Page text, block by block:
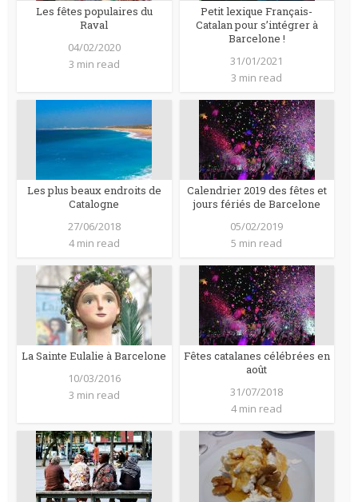
Les fêtes populaires du
Raval
04/02/2020
3 min read
Petit lexique Français-
Catalan pour s’intégrer à
Barcelone !
31/01/2021
3 min read
Les plus beaux endroits de
Catalogne
27/06/2018
4 min read
Calendrier 2019 des fêtes et
jours fériés de Barcelone
05/02/2019
5 min read
La Sainte Eulalie à Barcelone
10/03/2016
3 min read
Fêtes catalanes célébrées en
août
31/07/2018
4 min read